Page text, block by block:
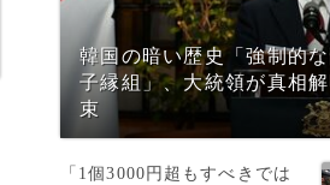
韓国の暗い歴史「強制的
子縁組」、大統領が真相
束
「1個3000円超もすべきでは